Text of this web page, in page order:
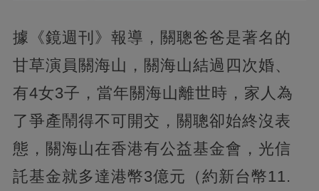
據《鏡週刊》報導，關聰爸爸是著名的
甘草演員關海山，關海山結過四次婚、
有4女3子，當年關海山離世時，家人為
了爭產鬧得不可開交，關聰卻始終沒表
態，關海山在香港有公益基金會，光信
託基金就多達港幣3億元（約新台幣11.